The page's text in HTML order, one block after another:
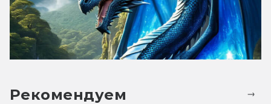
Рекомендуем